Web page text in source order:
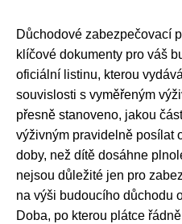
Důchodové zabezpečovací
klíčové dokumenty pro váš
oficiální listinu, kterou
souvislosti s vyměřeným
přesně stanoveno, jakou
výživným pravidelně posílat
doby, než dítě dosáhne
nejsou důležité jen pro
na výši budoucího důchodu
Doba, po kterou plátce